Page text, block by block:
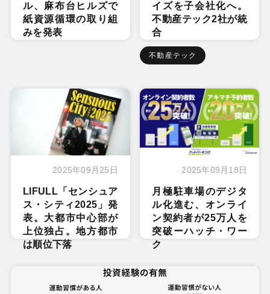
ル、麻布台ヒルズで
紙資源循環の取り組
みを発表
イズを子会社化へ。
不動産テック2社が統
合
不動産テック
2025年09月25日
LIFULL「センシュア
ス・シティ2025」発
表。大都市中心部が
上位独占。地方都市
は順位下落
2025年09月18日
月極駐車場のデジタ
ル化進む、オンライ
ン契約者が25万人を
突破ーハッチ・ワー
ク